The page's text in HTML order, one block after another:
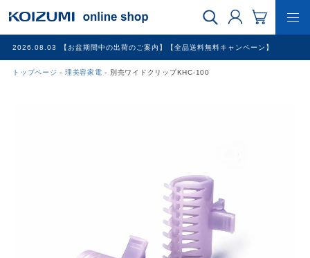
2026.08.03 【お盆期間中の出荷のご案内】【全品送料無料キャンペーン】
トップページ 理美容家電 別売ワイドクリップKHC-100